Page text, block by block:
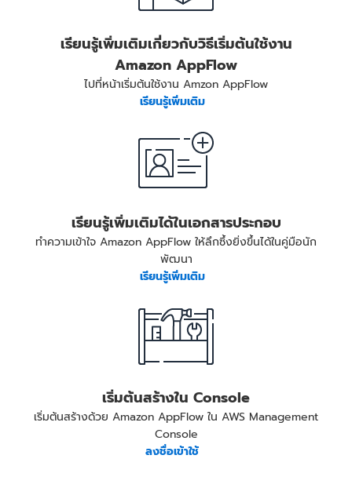
เรียนรู้เพิ่มเติมเกี่ยวกับวิธีเริ่มต้นใช้งาน
Amazon AppFlow
ไปที่หน้าเริ่มต้นใช้งาน Amzon AppFlow
เรียนรู้เพิ่มเติม
เรียนรู้เพิ่มเติมได้ในเอกสารประกอบ
ทำความเข้าใจ Amazon AppFlow ให้ลึกซึ้งยิ่งขึ้นได้ในคู่มือนัก
พัฒนา
เรียนรู้เพิ่มเติม
เริ่มต้นสร้างใน Console
เริ่มต้นสร้างด้วย Amazon AppFlow ใน AWS Management
Console
ลงชื่อเข้าใช้